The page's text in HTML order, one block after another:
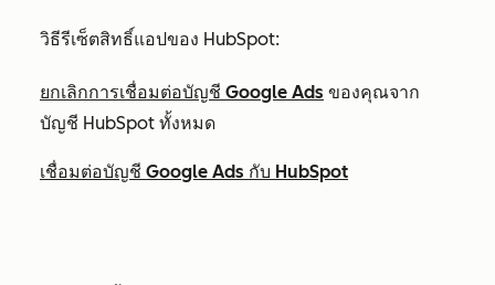
วิธีรีเซ็ตสิทธิ์แอปของ HubSpot:
ยกเลิกการเชื่อมต่อบัญชี Google Ads ของคุณจาก
บัญชี HubSpot ทั้งหมด
เชื่อมต่อบัญชี Google Ads กับ HubSpot